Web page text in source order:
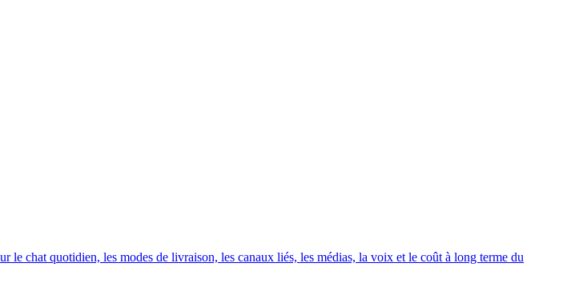
chat quotidien, les modes de livraison, les canaux liés, les médias, la voix et le coût à long terme du